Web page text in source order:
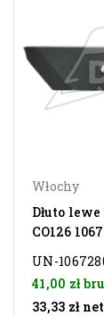
Włochy
Dłuto
CO126
UN-
41,00 zł
33,33 zł